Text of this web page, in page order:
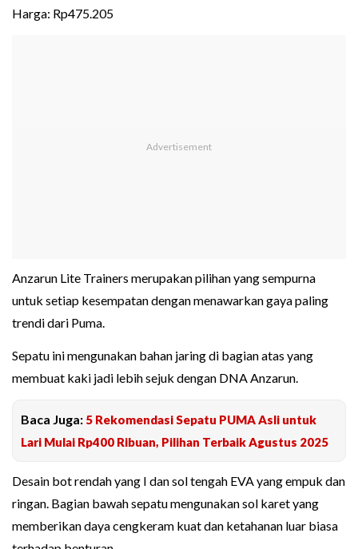
Harga: Rp475.205
Anzarun Lite Trainers merupakan pilihan yang sempurna
untuk setiap kesempatan dengan menawarkan gaya paling
trendi dari Puma.
Sepatu ini mengunakan bahan jaring di bagian atas yang
membuat kaki jadi lebih sejuk dengan DNA Anzarun.
Baca Juga: 5 Rekomendasi Sepatu PUMA Asli untuk
Lari Mulai Rp400 Ribuan, Pilihan Terbaik Agustus 2025
Desain bot rendah yang I dan sol tengah EVA yang empuk dan
ringan. Bagian bawah sepatu mengunakan sol karet yang
memberikan daya cengkeram kuat dan ketahanan luar biasa